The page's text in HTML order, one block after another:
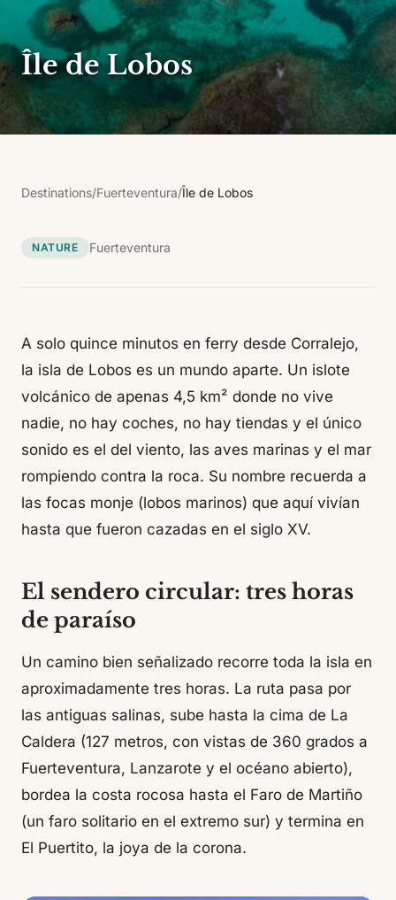
Île de Lobos
Destinations/Fuerteventura/Île de Lobos
NATURE Fuerteventura
A solo quince minutos en ferry desde Corralejo,
la isla de Lobos es un mundo aparte. Un islote
volcánico de apenas 4,5 km² donde no vive
nadie, no hay coches, no hay tiendas y el único
sonido es el del viento, las aves marinas y el mar
rompiendo contra la roca. Su nombre recuerda a
las focas monje (lobos marinos) que aquí vivían
hasta que fueron cazadas en el siglo XV.
El sendero circular: tres horas
de paraíso
Un camino bien señalizado recorre toda la isla en
aproximadamente tres horas. La ruta pasa por
las antiguas salinas, sube hasta la cima de La
Caldera (127 metros, con vistas de 360 grados a
Fuerteventura, Lanzarote y el océano abierto),
bordea la costa rocosa hasta el Faro de Martiño
(un faro solitario en el extremo sur) y termina en
El Puertito, la joya de la corona.